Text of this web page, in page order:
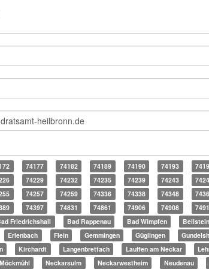
74177 74182 74189 74190 74193
74229 74232 74235 74239 74243
74257 74259 74336 74338 74348
74397 74831 74861 74906 74908
Friedrichshall Bad Rappenau Bad Wimpfen Beilstein
Erlenbach Flein Gemmingen Güglingen
Kirchardt Langenbrettach Lauffen am Neckar
Möckmühl Neckarsulm Neckarwestheim Neudenau